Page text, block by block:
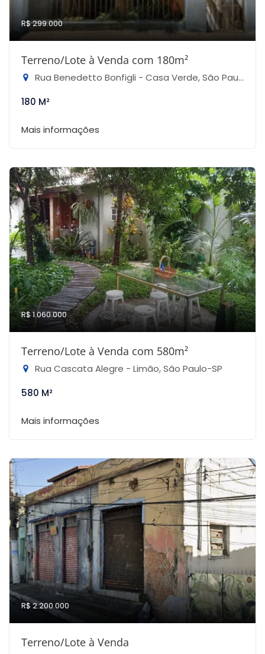
R$ 299.000
Terreno/Lote à Venda com 180m²
Rua Benedetto Bonfigli - Casa Verde, São Paulo-SP
180 M²
Mais informações
R$ 1.060.000
Terreno/Lote à Venda com 580m²
Rua Cascata Alegre - Limão, São Paulo-SP
580 M²
Mais informações
R$ 2.200.000
Terreno/Lote à Venda